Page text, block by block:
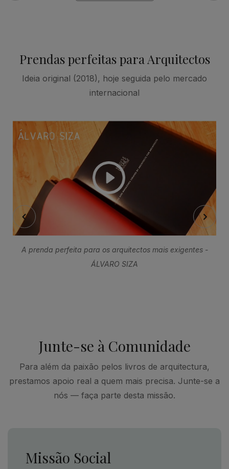
Prendas perfeitas para Arquitectos
Ideia original (2018), hoje seguida pelo mercado
internacional
A prenda perfeita para os arquitectos mais exigentes -
ÁLVARO SIZA
Junte-se à Comunidade
Para além da paixão pelos livros de arquitectura,
prestamos apoio real a quem mais precisa. Junte-se a
nós — faça parte desta missão.
Missão Social